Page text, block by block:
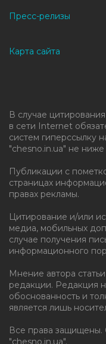
Пресс-релизы
Карта сайта
В случае
в сети Internet
систем гиперссылку
"chesno.in.ua" не ниже
Публикации с
страницах
правах рекламы.
Цитирование и/или
медиа, мобильных
случае получения
информационного
Мнение автора
редакции. Редакция
обоснованность и
является лишь
Все права защищены.
"chesno.in.ua".